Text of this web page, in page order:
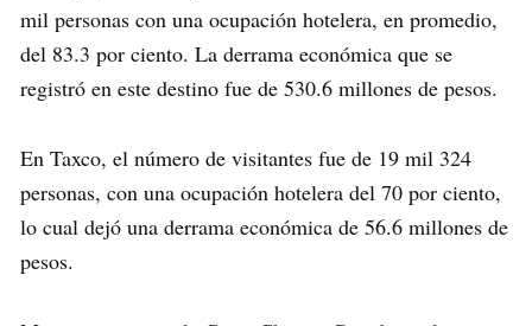
mil personas con una ocupación hotelera, en promedio,
del 83.3 por ciento. La derrama económica que se
registró en este destino fue de 530.6 millones de pesos.
En Taxco, el número de visitantes fue de 19 mil 324
personas, con una ocupación hotelera del 70 por ciento,
lo cual dejó una derrama económica de 56.6 millones de
pesos.